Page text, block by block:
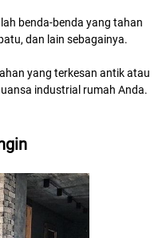
benda-benda yang tahan
dan lain sebagainya.
yang terkesan antik atau
industrial rumah Anda.